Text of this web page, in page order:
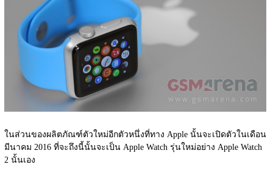
ในส่วนของผลิตภัณฑ์ตัวใหม่อีกตัวหนึ่งที่ทาง Apple นั้นจะเปิดตัวในเดือน
มีนาคม 2016 ที่จะถึงนี้นั้นจะเป็น Apple Watch รุ่นใหม่อย่าง Apple Watch
2 นั้นเอง